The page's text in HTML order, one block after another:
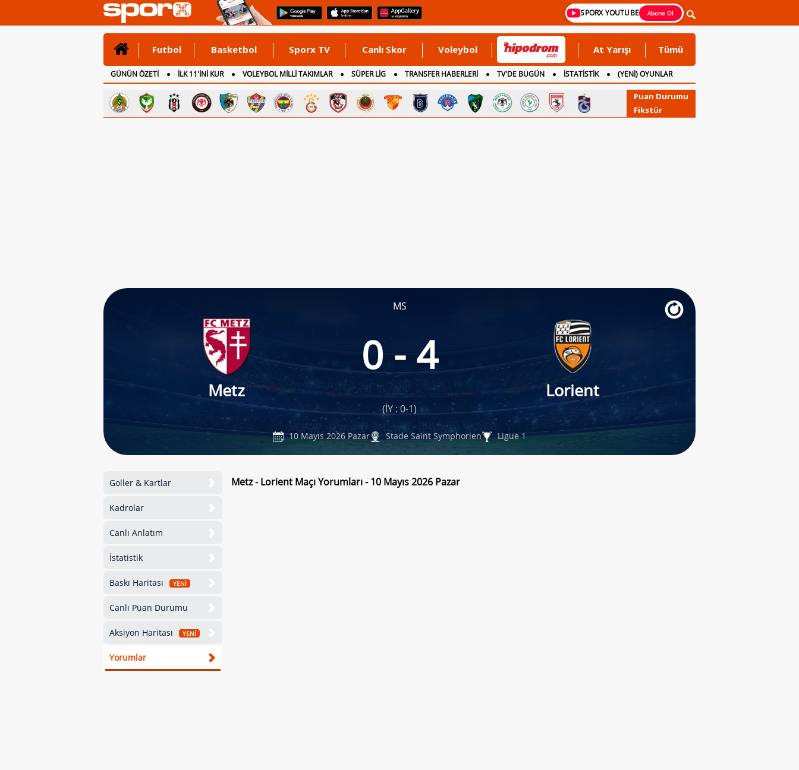
SPORX YOUTUBE Abone Ol
Futbol Basketbol Sporx TV Canlı Skor Voleybol At Yarışı Tümü
GÜNÜN ÖZETİ İLK 11'İNİ KUR VOLEYBOL MİLLİ TAKIMLAR SÜPER LİG TRANSFER HABERLERİ TV'DE BUGÜN İSTATİSTİK
(YENİ) OYUNLAR
CANLI ANLATIM
İNGİLTERE
Puan Durumu
Fikstür
MS
Metz
0 - 4
Lorient
(İY : 0-1)
10 Mayıs 2026 Pazar Stade Saint Symphorien Ligue 1
Goller & Kartlar
Kadrolar
Canlı Anlatım
İstatistik
Baskı Haritası YENİ
Canlı Puan Durumu
Aksiyon Haritası YENİ
Yorumlar
Metz - Lorient Maçı Yorumları - 10 Mayıs 2026 Pazar